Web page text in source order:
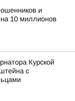
и
10 миллионов
Курской
с